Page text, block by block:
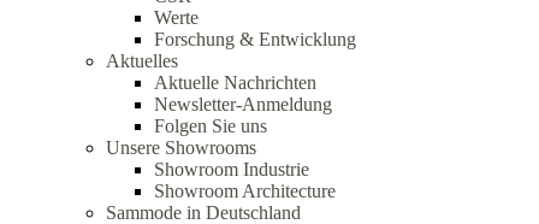
Werte
Forschung & Entwicklung
Aktuelles
Aktuelle Nachrichten
Newsletter-Anmeldung
Folgen Sie uns
Unsere Showrooms
Showroom Industrie
Showroom Architecture
Sammode in Deutschland